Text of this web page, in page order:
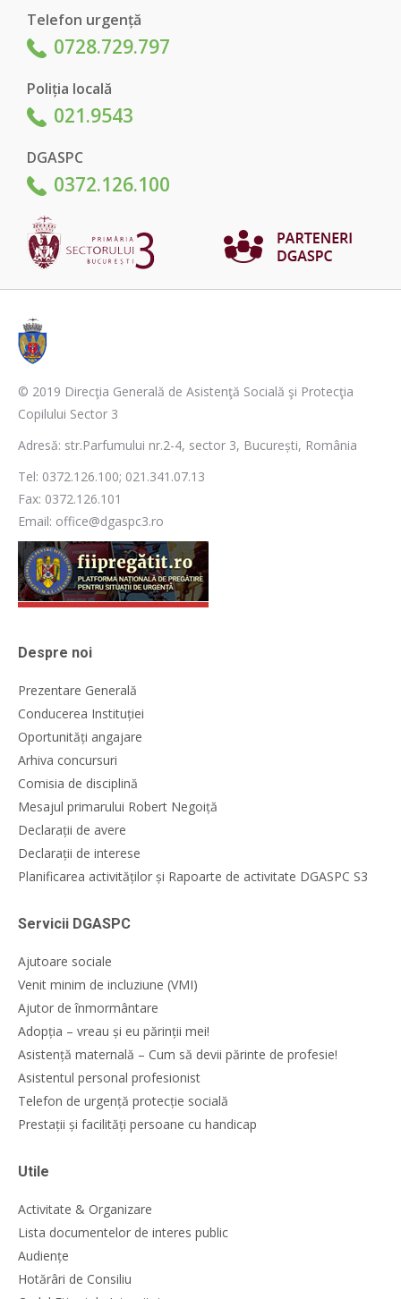
Telefon urgență
0728.729.797
Poliția locală
021.9543
DGASPC
0372.126.100
© 2019 Direcţia Generală de Asistenţă Socială şi Protecţia
Copilului Sector 3
Adresă: str.Parfumului nr.2-4, sector 3, București, România
Tel: 0372.126.100; 021.341.07.13
Fax: 0372.126.101
Email: office@dgaspc3.ro
Despre noi
Prezentare Generală
Conducerea Instituției
Oportunități angajare
Arhiva concursuri
Comisia de disciplină
Mesajul primarului Robert Negoiță
Declarații de avere
Declarații de interese
Planificarea activităților și Rapoarte de activitate DGASPC S3
Servicii DGASPC
Ajutoare sociale
Venit minim de incluziune (VMI)
Ajutor de înmormântare
Adopția – vreau și eu părinții mei!
Asistență maternală – Cum să devii părinte de profesie!
Asistentul personal profesionist
Telefon de urgență protecție socială
Prestații și facilități persoane cu handicap
Utile
Activitate & Organizare
Lista documentelor de interes public
Audiențe
Hotărâri de Consiliu